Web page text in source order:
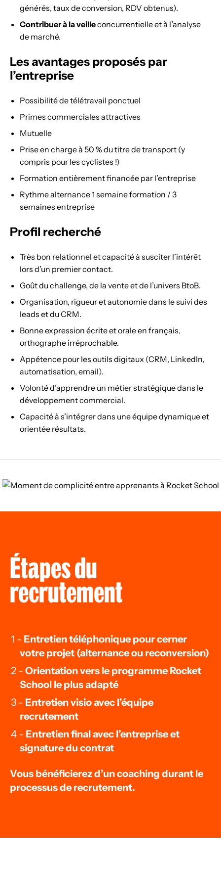
générés, taux de conversion, RDV obtenus).
Contribuer à la veilleconcurrentielle et à l’analyse
de marché.
Les avantages proposés par
l’entreprise
Possibilité de télétravail ponctuel
Primes commerciales attractives
Mutuelle
Prise en charge à 50 % du titre de transport (y
compris pour les cyclistes !)
Formation entièrement financée par l’entreprise
Rythme alternance 1 semaine formation / 3
semaines entreprise
Profil recherché
Très bon relationnel et capacité à susciter l’intérêt
lors d’un premier contact.
Goût du challenge, de la vente et de l’univers BtoB.
Organisation, rigueur et autonomie dans le suivi des
leads et du CRM.
Bonne expression écrite et orale en français,
orthographe irréprochable.
Appétence pour les outils digitaux (CRM, LinkedIn,
automatisation, email).
Volonté d’apprendre un métier stratégique dans le
développement commercial.
Capacité à s’intégrer dans une équipe dynamique et
orientée résultats.
Étapes du
recrutement
Entretien téléphonique pour cerner
votre projet (alternance ou reconversion)
Orientation vers le programme Rocket
School le plus adapté
Entretien visio avec l’équipe
recrutement
Entretien final avec l’entreprise et
signature du contrat
Vous bénéficierez d’un coaching durant le
processus de recrutement.